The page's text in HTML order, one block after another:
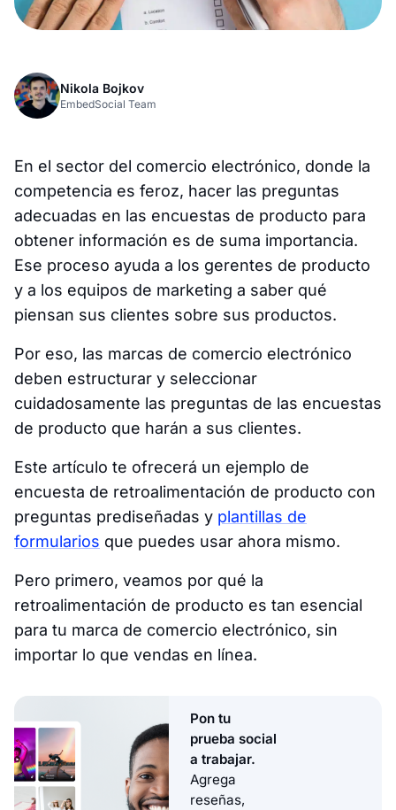
Nikola Bojkov
EmbedSocial Team
En el sector del comercio electrónico, donde la
competencia es feroz, hacer las preguntas
adecuadas en las encuestas de producto para
obtener información es de suma importancia.
Ese proceso ayuda a los gerentes de producto
y a los equipos de marketing a saber qué
piensan sus clientes sobre sus productos.
Por eso, las marcas de comercio electrónico
deben estructurar y seleccionar
cuidadosamente las preguntas de las encuestas
de producto que harán a sus clientes.
Este artículo te ofrecerá un ejemplo de
encuesta de retroalimentación de producto con
preguntas prediseñadas y plantillas de
formularios que puedes usar ahora mismo.
Pero primero, veamos por qué la
retroalimentación de producto es tan esencial
para tu marca de comercio electrónico, sin
importar lo que vendas en línea.
Pon tu
prueba social
a trabajar.
Agrega
reseñas,